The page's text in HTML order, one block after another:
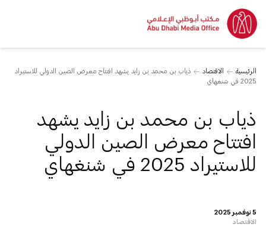
الرئيسية الاقتصاد
ذياب بن محمد بن زايد يشهد افتتاح معرض الصين الدولي للاستيراد
2025 في شنغهاي
5 نوفمبر 2025
الاقتصاد
ذياب بن محمد بن زايد يشهد
افتتاح معرض الصين الدولي
للاستيراد 2025 في شنغهاي